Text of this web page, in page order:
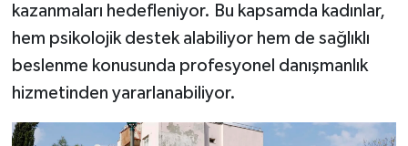
kazanmaları hedefleniyor. Bu kapsamda kadınlar,
hem psikolojik destek alabiliyor hem de sağlıklı
beslenme konusunda profesyonel danışmanlık
hizmetinden yararlanabiliyor.